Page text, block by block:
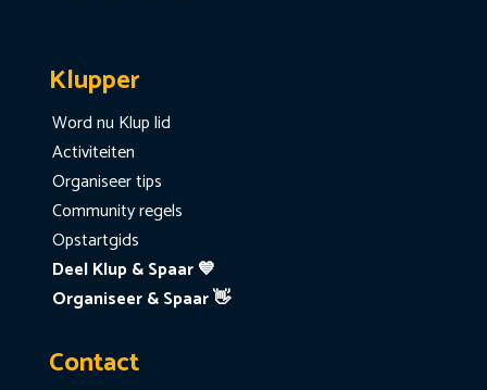
Klupper
Word nu Klup lid
Activiteiten
Organiseer tips
Community regels
Opstartgids
Deel Klup & Spaar 💙
Organiseer & Spaar 👋
Contact